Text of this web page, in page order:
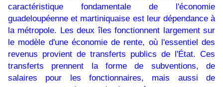
caractéristique fondamentale de l'économie
guadeloupéenne et martiniquaise est leur dépendance à
la métropole. Les deux îles fonctionnent largement sur
le modèle d'une économie de rente, où l'essentiel des
revenus provient de transferts publics de l'État. Ces
transferts prennent la forme de subventions, de
salaires pour les fonctionnaires, mais aussi de